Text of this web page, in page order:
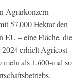
Agrarkonzern
57.000 Hektar den
EU – eine Fläche, die
erhielt Agricost
als 1.600-mal so